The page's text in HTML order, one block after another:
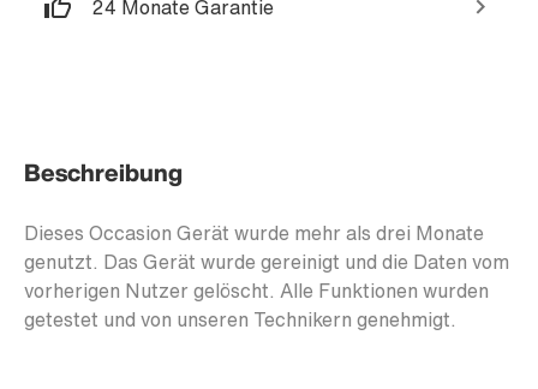
24 Monate Garantie
Beschreibung
Dieses Occasion Gerät wurde mehr als drei Monate
genutzt. Das Gerät wurde gereinigt und die Daten vom
vorherigen Nutzer gelöscht. Alle Funktionen wurden
getestet und von unseren Technikern genehmigt.